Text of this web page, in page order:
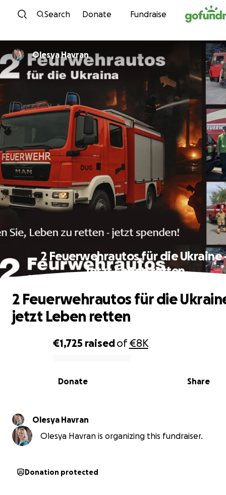
Skip to content
Search Donate Fundraise
Olesya Havran
2 Feuerwehrautos für die Ukraine
jetzt Leben retten
0% complete
€1,725 raisedof€8K
Share
Donate
2 Feuerwehrautos für die
jetzt Leben retten
Olesya Havran
Olesya Havran is organizing this fundraiser.
Donation protected